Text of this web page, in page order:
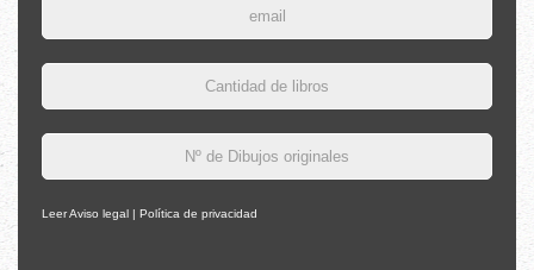
Leer Aviso legal | Política de privacidad